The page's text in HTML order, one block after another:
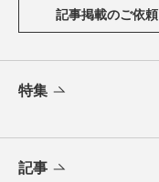
記事掲載のご依頼
特集
記事